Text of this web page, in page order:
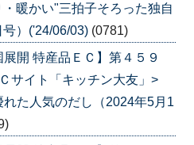
暖かい"三拍子そろった独自
）('24/06/03) (0781)
展開 特産品ＥＣ】第４５９
サイト「キッチン大友」>
た人気のだし（2024年5月1